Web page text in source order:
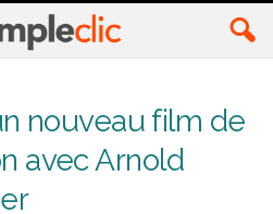
nouveau film de
avec Arnold